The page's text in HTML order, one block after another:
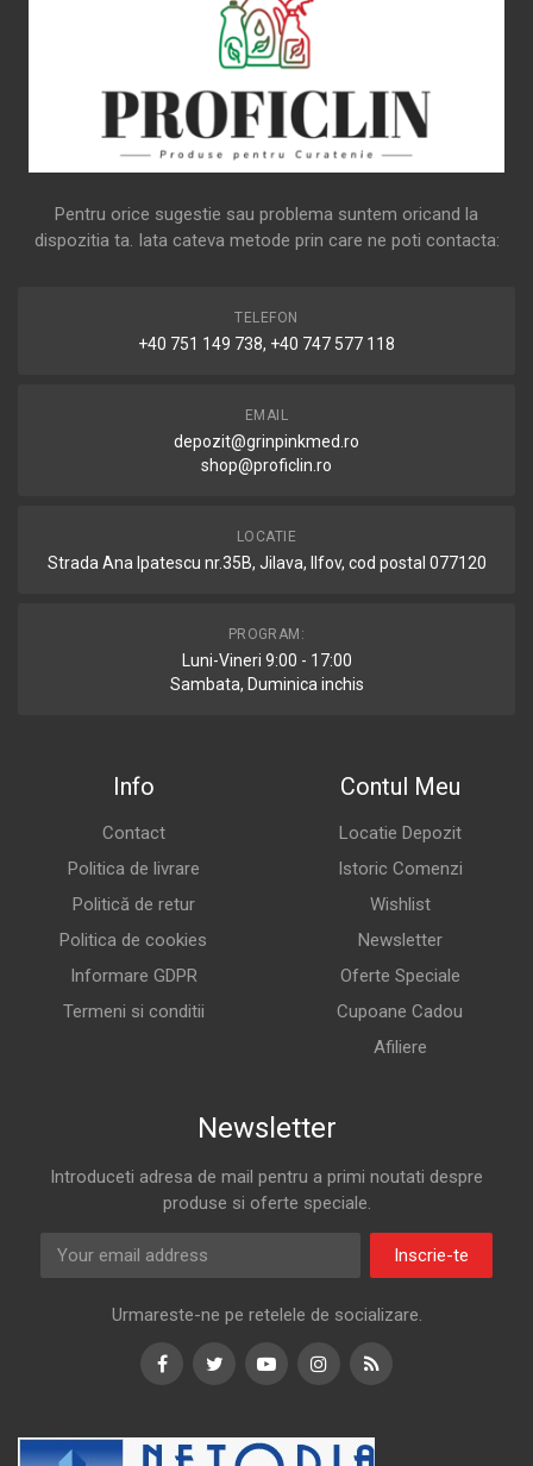
Pentru orice sugestie sau problema suntem oricand la
dispozitia ta. Iata cateva metode prin care ne poti contacta:
TELEFON
+40 751 149 738, +40 747 577 118
EMAIL
depozit@grinpinkmed.ro
shop@proficlin.ro
LOCATIE
Strada Ana Ipatescu nr.35B, Jilava, Ilfov, cod postal 077120
PROGRAM:
Luni-Vineri 9:00 - 17:00
Sambata, Duminica inchis
Info
Contact
Politica de livrare
Politică de retur
Politica de cookies
Informare GDPR
Termeni si conditii
Contul Meu
Locatie Depozit
Istoric Comenzi
Wishlist
Newsletter
Oferte Speciale
Cupoane Cadou
Afiliere
Newsletter
Introduceti adresa de mail pentru a primi noutati despre
produse si oferte speciale.
Inscrie-te
Urmareste-ne pe retelele de socializare.
FacebookTwitterYoutubeInstagram
RSS